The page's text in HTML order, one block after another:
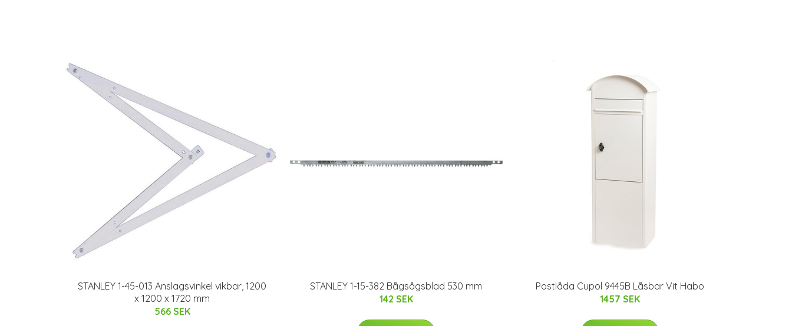
STANLEY 1-45-013 Anslagsvinkel vikbar, 1200
x 1200 x 1720 mm
566 SEK
STANLEY 1-15-382 Bågsågsblad 530 mm
142 SEK
Postlåda Cupol 9445B Låsbar Vit Habo
1457 SEK